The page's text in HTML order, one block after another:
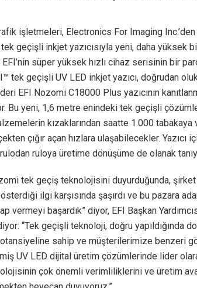
işletmeleri, Electronics For Imaging
geçişli inkjet yazıcısıyla yeni, daha yüksek
süper yüksek hızlı cihaz serisinin bir
tek geçişli UV LED inkjet yazıcı, doğrudan
EFI Nozomi C18000 Plus yazıcının
Bu yeni, 1,6 metre enindeki tek geçişli çözümle
kızaklarından saatte 1.000 tabakaya
çığır açan hızlara ulaşabilecekler. Yazıcı
ruloya üretime dönüşüme de olanak
tek geçiş teknolojisini duyurduğunda,
ilgi karşısında şaşırdı ve bu pazara
vermeyi başardık” diyor, EFI Başkan
“Tek geçişli teknoloji, doğru yapıldığında
sahip ve müşterilerimize benzeri
UV LED dijital üretim çözümlerinde lider
çok önemli verimliliklerini ve üretim